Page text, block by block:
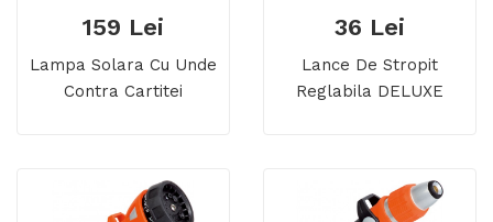
159 Lei
Lampa Solara Cu Unde
Contra Cartitei
36 Lei
Lance De Stropit
Reglabila DELUXE